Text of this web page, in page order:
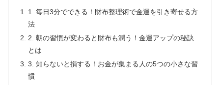
1. 毎日3分でできる！財布整理術で金運を引き寄せる方
法
2. 朝の習慣が変わると財布も潤う！金運アップの秘訣
とは
3. 知らないと損する！お金が集まる人の5つの小さな習
慣